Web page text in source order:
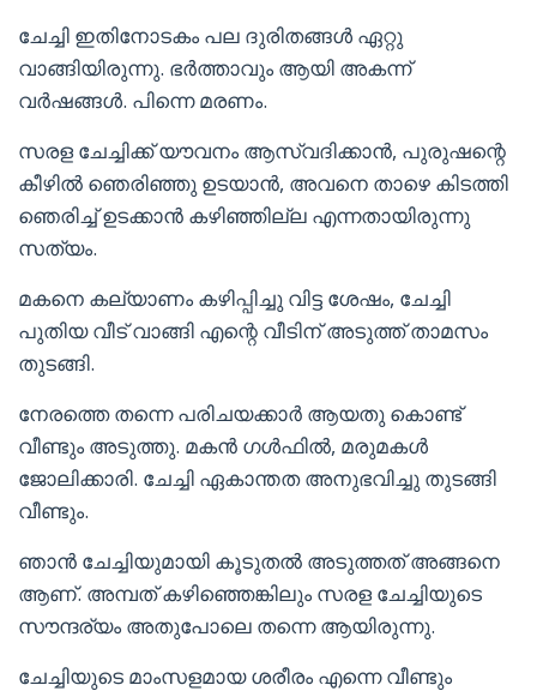
ചേച്ചി ഇതിനോടകം പല ദുരിതങ്ങൾ ഏറ്റു
വാങ്ങിയിരുന്നു. ഭർത്താവും ആയി അകന്ന്
വർഷങ്ങൾ. പിന്നെ മരണം.
സരള ചേച്ചിക്ക്‌ യൗവനം ആസ്വദിക്കാൻ, പുരുഷന്റെ
കീഴിൽ ഞെരിഞ്ഞു ഉടയാൻ, അവനെ താഴെ കിടത്തി
ഞെരിച്ച് ഉടക്കാൻ കഴിഞ്ഞില്ല എന്നതായിരുന്നു
സത്യം.
മകനെ കല്യാണം കഴിപ്പിച്ചു വിട്ട ശേഷം, ചേച്ചി
പുതിയ വീട് വാങ്ങി എന്റെ വീടിന് അടുത്ത് താമസം
തുടങ്ങി.
നേരത്തെ തന്നെ പരിചയക്കാർ ആയതു കൊണ്ട്
വീണ്ടും അടുത്തു. മകൻ ഗൾഫിൽ, മരുമകൾ
ജോലിക്കാരി. ചേച്ചി ഏകാന്തത അനുഭവിച്ചു തുടങ്ങി
വീണ്ടും.
ഞാൻ ചേച്ചിയുമായി കൂടുതൽ അടുത്തത് അങ്ങനെ
ആണ്. അമ്പത് കഴിഞ്ഞെങ്കിലും സരള ചേച്ചിയുടെ
സൗന്ദര്യം അതുപോലെ തന്നെ ആയിരുന്നു.
ചേച്ചിയുടെ മാംസളമായ ശരീരം എന്നെ വീണ്ടും